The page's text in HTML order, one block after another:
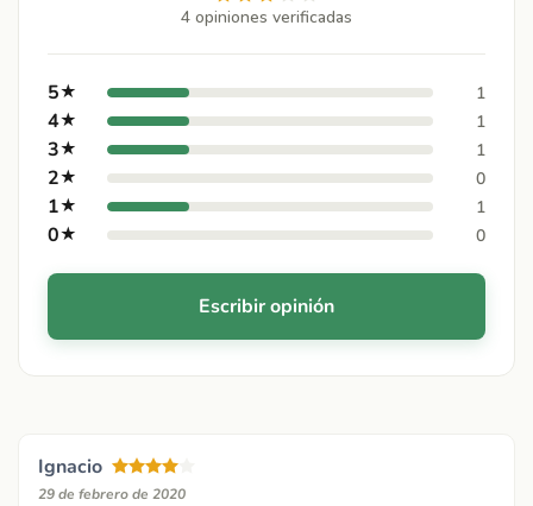
4 opiniones verificadas
5★ 1
4★ 1
3★ 1
2★ 0
1★ 1
0★ 0
Escribir opinión
Ignacio
29 de febrero de 2020